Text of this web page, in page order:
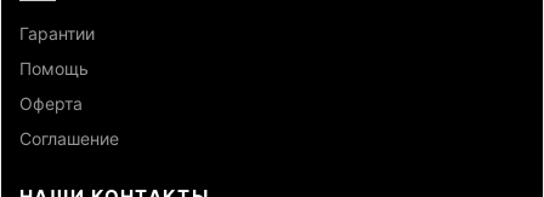
Гарантии
Помощь
Оферта
Cоглашение